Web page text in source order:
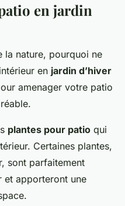
en jardin
la nature, pourquoi ne
en jardin d’hiver
amenager votre patio
plantes pour patio qui
Certaines plantes,
sont parfaitement
et apporteront une